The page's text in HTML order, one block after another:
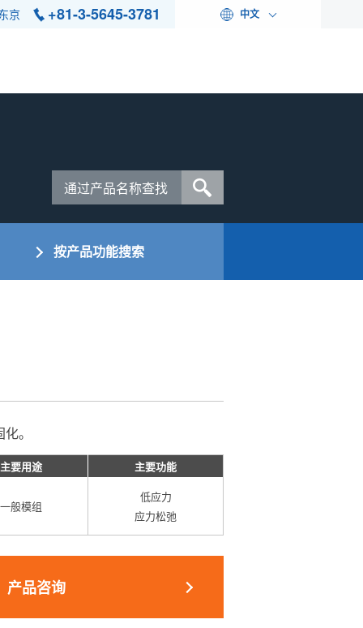
京 +81-3-5645-3781 中文
按产品功能搜索
。
主要用途 主要功能
一般模组
低应力
应力松弛
产品咨询